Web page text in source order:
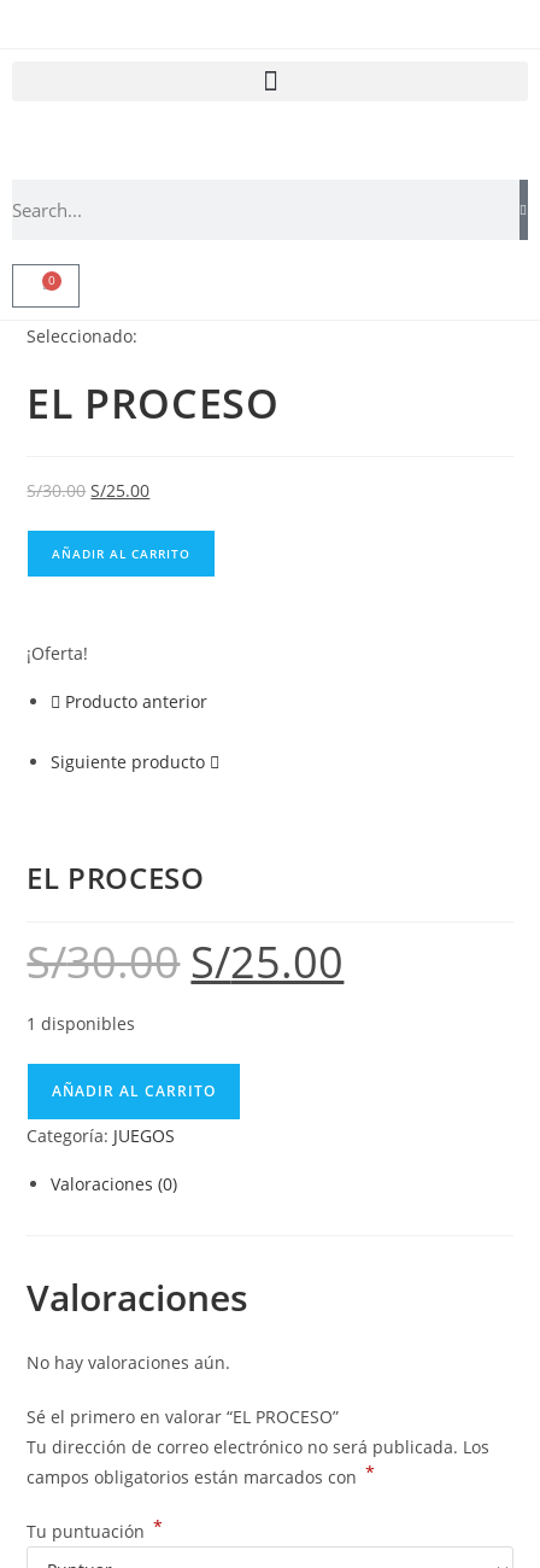
0
Seleccionado:
EL PROCESO
S/30.00 S/25.00
AÑADIR AL CARRITO
¡Oferta!
Producto anterior
Siguiente producto
EL PROCESO
S/30.00S/25.00
1 disponibles
AÑADIR AL CARRITO
Categoría: JUEGOS
Valoraciones (0)
Valoraciones
No hay valoraciones aún.
Sé el primero en valorar “EL PROCESO”
Tu dirección de correo electrónico no será publicada. Los
campos obligatorios están marcados con *
Tu puntuación *